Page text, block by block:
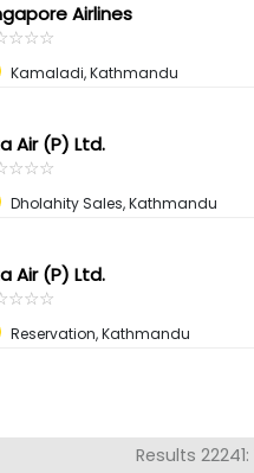
Airlines
☆☆☆
★★★
Kamaladi, Kathmandu
Air (P) Ltd.
☆☆☆
★★★
Dholahity Sales, Kathmandu
Air (P) Ltd.
☆☆☆
★★★
Reservation, Kathmandu
Results